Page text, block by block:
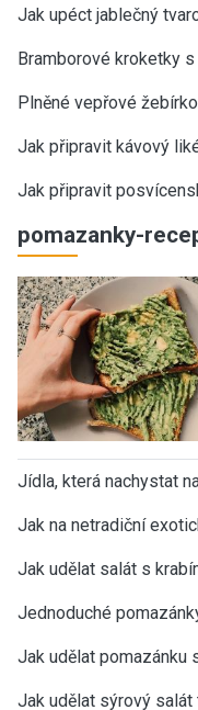
Jak upéct jablečný
Bramborové kroketky
Plněné vepřové
Jak připravit kávový
Jak připravit
pomazanky-
Jídla, která nachystat
Jak na netradiční
Jak udělat salát s
Jednoduché
Jak udělat pomazánku
Jak udělat sýrový